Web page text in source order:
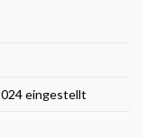
eingestellt